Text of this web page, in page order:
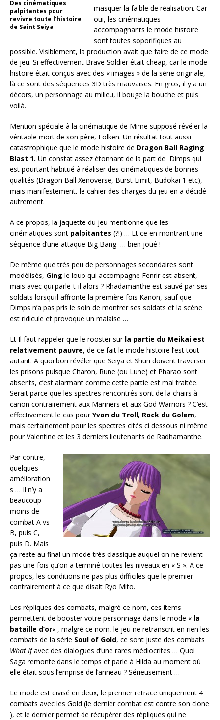
Des cinématiques
palpitantes pour
revivre toute l’histoire
de Saint Seiya
masquer la faible de réalisation. Car
oui, les cinématiques
accompagnants le mode histoire
sont toutes soporifiques au
possible. Visiblement, la production avait que faire de ce mode
de jeu. Si effectivement Brave Soldier était cheap, car le mode
histoire était conçus avec des « images » de la série originale,
là ce sont des séquences 3D très mauvaises. En gros, il y a un
décors, un personnage au milieu, il bouge la bouche et puis
voilà.
Mention spéciale à la cinématique de Mime supposé révéler la
véritable mort de son père, Folken. Un résultat tout aussi
catastrophique que le mode histoire de Dragon Ball Raging
Blast 1. Un constat assez étonnant de la part de Dimps qui
est pourtant habitué à réaliser des cinématiques de bonnes
qualités (Dragon Ball Xenoverse, Burst Limit, Budokai 1 etc),
mais manifestement, le cahier des charges du jeu en a décidé
autrement.
A ce propos, la jaquette du jeu mentionne que les
cinématiques sont palpitantes (?!) … Et ce en montrant une
séquence d’une attaque Big Bang … bien joué !
De même que très peu de personnages secondaires sont
modélisés, Ging le loup qui accompagne Fenrir est absent,
mais avec qui parle-t-il alors ? Rhadamanthe est sauvé par ses
soldats lorsqu’il affronte la première fois Kanon, sauf que
Dimps n’a pas pris le soin de montrer ses soldats et la scène
est ridicule et provoque un malaise …
Et Il faut rappeler que le rooster surla partie du Meikai est
relativement pauvre, de ce fait le mode histoire l’est tout
autant. A quoi bon révéler que Seiya et Shun doivent traverser
les prisons puisque Charon, Rune (ou Lune) et Pharao sont
absents, c’est alarmant comme cette partie est mal traitée.
Serait parce que les spectres rencontrés sont de la chairs à
canon contrairement aux Mariners et aux God Warriors ? C’est
effectivement le cas pourYvan du Troll, Rock du Golem,
mais certainement pour les spectres cités ci dessous ni même
pour Valentine et les 3 derniers lieutenants de Radhamanthe.
Par contre,
quelques
amélioration
s … Il n’y a
beaucoup
moins de
combat A vs
B, puis C,
puis D. Mais
ça reste au final un mode très classique auquel on ne revient
pas une fois qu’on a terminé toutes les niveaux en « S ». A ce
propos, les conditions ne pas plus difficiles que le premier
contrairement à ce que disait Ryo Mito.
Les répliques des combats, malgré ce nom, ces items
permettent de booster votre personnage dans le mode « la
bataille d’or« , malgré ce nom, le jeu ne retranscrit en rien les
combats de la série Soul of Gold, ce sont juste des combats
What Ifavec des dialogues d’une rares médiocrités … Quoi
Saga remonte dans le temps et parle à Hilda au moment où
elle était sous l’emprise de l’anneau ? Sérieusement …
Le mode est divisé en deux, le premier retrace uniquement 4
combats avec les Gold (le dernier combat est contre son clone
), et le dernier permet de récupérer des répliques qui ne